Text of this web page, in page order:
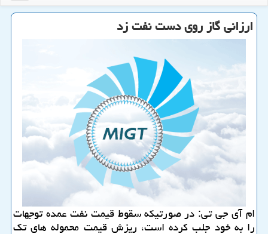
ارزانی گاز روی دست نفت زد
ام آی جی تی: در صورتیكه سقوط قیمت نفت عمده توجهات
را به خود جلب كرده است، ریزش قیمت محموله های تك